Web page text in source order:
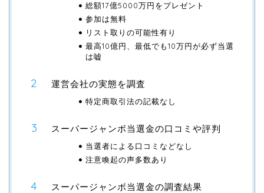
総額17億5000万円をプレゼント
参加は無料
リスト取りの可能性有り
最高10億円、最低でも10万円が必ず当選
は嘘
運営会社の実態を調査
特定商取引法の記載なし
スーパージャンボ当選金の口コミや評判
当選者による口コミなどなし
注意喚起の声多数あり
スーパージャンボ当選金の調査結果